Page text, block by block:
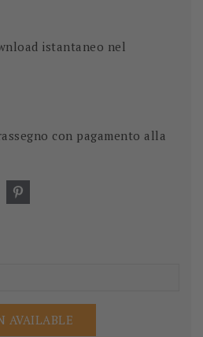
istantaneo nel
con pagamento alla
AVAILABLE